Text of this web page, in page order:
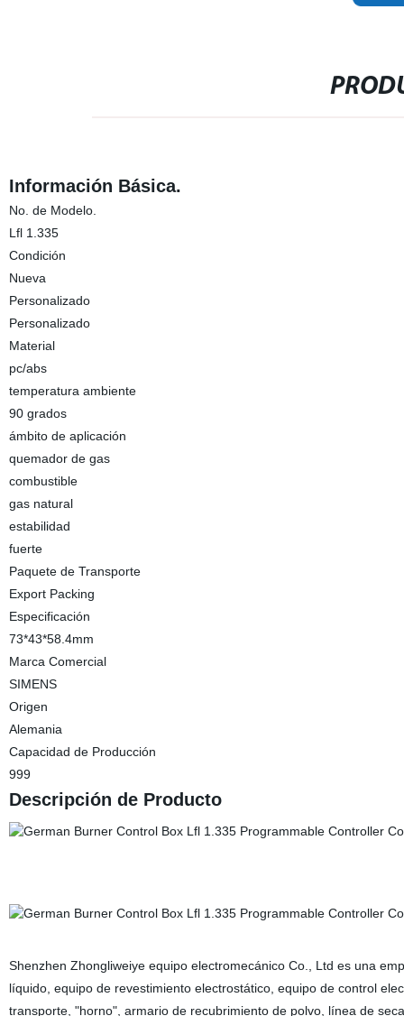
Información Básica.
No. de Modelo.
Lfl 1.335
Condición
Nueva
Personalizado
Personalizado
Material
pc/abs
temperatura ambiente
90 grados
ámbito de aplicación
quemador de gas
combustible
gas natural
estabilidad
fuerte
Paquete de Transporte
Export Packing
Especificación
73*43*58.4mm
Marca Comercial
SIMENS
Origen
Alemania
Capacidad de Producción
999
Descripción de Producto
Shenzhen Zhongliweiye equipo electromecánico Co., Ltd es una
líquido, equipo de revestimiento electrostático, equipo de control
transporte, "horno", armario de recubrimiento de polvo, línea de